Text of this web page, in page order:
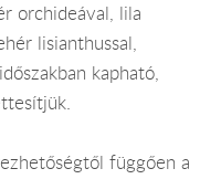
orchideával, lila
lisianthussal,
kapható,
függően a